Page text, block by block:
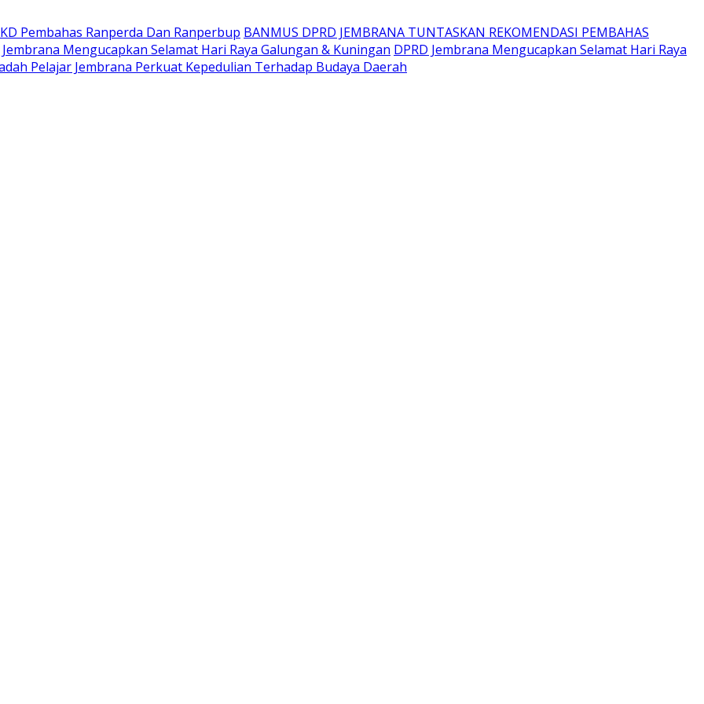
Pembahas Ranperda Dan Ranperbup BANMUS DPRD JEMBRANA TUNTASKAN REKOMENDASI PEMBAHAS
Mengucapkan Selamat Hari Raya Galungan & Kuningan DPRD Jembrana Mengucapkan Selamat Hari Raya
Pelajar Jembrana Perkuat Kepedulian Terhadap Budaya Daerah